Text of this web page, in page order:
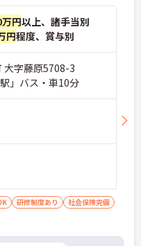
円以上、諸手当別
円程度、賞与別
大字藤原5708-3
」バス・車10分
研修制度あり
社会保険完備